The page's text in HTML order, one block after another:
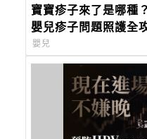
寶寶疹子來了是哪種
嬰兒疹子問題照護全
嬰兒